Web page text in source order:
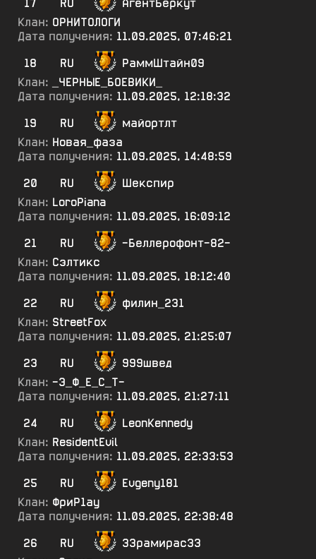
17
RU
АгентБеркут
Клан: ОРНИТОЛОГИ
Дата получения: 11.09.2025, 07:46:21
18
RU
РаммШтайн09
Клан:
_ЧЕРНЫЕ_БОЕВИКИ_
Дата получения: 11.09.2025, 12:18:32
19
RU
майортлт
Клан: Новая_фаза
Дата получения: 11.09.2025, 14:48:59
20
RU
Шекспир
Клан: LoroPiana
Дата получения: 11.09.2025, 16:09:12
21
RU
-Беллерофонт-82-
Клан: Сэлтикс
Дата получения: 11.09.2025, 18:12:40
22
RU
филин_231
Клан: StreetFox
Дата получения: 11.09.2025, 21:25:07
23
RU
999швед
Клан: -Э_Ф_Е_С_Т-
Дата получения: 11.09.2025, 21:27:11
24
RU
LeonKennedy
Клан: ResidentEvil
Дата получения: 11.09.2025, 22:33:53
25
RU
Evgeny181
Клан: ФриР1ау
Дата получения: 11.09.2025, 22:38:48
26
RU
33рамирас33